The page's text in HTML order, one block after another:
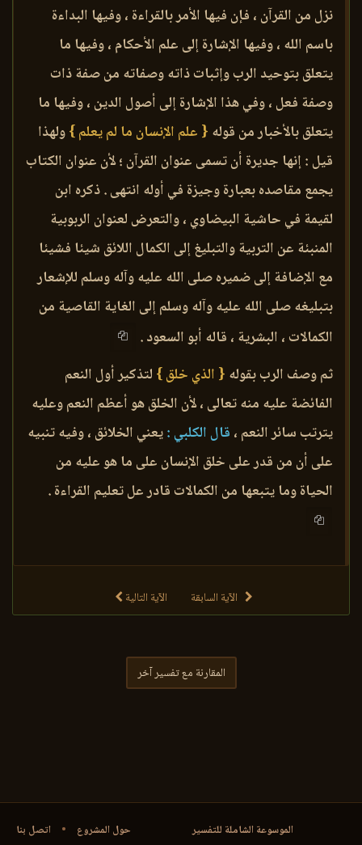
نزل من القرآن ، فإن فيها الأمر بالقراءة ، وفيها البداءة
باسم الله ، وفيها الإشارة إلى علم الأحكام ، وفيها ما
يتعلق بتوحيد الرب وإثبات ذاته وصفاته من صفة ذات
وصفة فعل ، وفي هذا الإشارة إلى أصول الدين ، وفيها ما
يتعلق بالأخبار من قوله { علم الإنسان ما لم يعلم }ولهذا
قيل : إنها جديرة أن تسمى عنوان القرآن ؛ لأن عنوان الكتاب
يجمع مقاصده بعبارة وجيزة في أوله انتهى . ذكره ابن
لقيمة في حاشية البيضاوي ، والتعرض لعنوان الربوبية
المنبئة عن التربية والتبليغ إلى الكمال اللائق شيئا فشيئا
مع الإضافة إلى ضميره صلى الله عليه وآله وسلم للإشعار
بتبليغه صلى الله عليه وآله وسلم إلى الغاية القاصية من
الكمالات ، البشرية ، قاله أبو السعود .
ثم وصف الرب بقوله { الذي خلق } لتذكير أول النعم
الفائضة عليه منه تعالى ، لأن الخلق هو أعظم النعم وعليه
يترتب سائر النعم ، قال الكلبي :يعني الخلائق ، وفيه تنبيه
على أن من قدر على خلق الإنسان على ما هو عليه من
الحياة وما يتبعها من الكمالات قادر عل تعليم القراءة .
الآية السابقة الآية التالية
المقارنة مع تفسير آخر
حول المشروع • اتصل بنا الموسوعة الشاملة للتفسير